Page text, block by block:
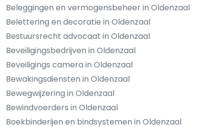
Beleggingen en vermogensbeheer in Oldenzaal
Belettering en decoratie in Oldenzaal
Bestuursrecht advocaat in Oldenzaal
Beveiligingsbedrijven in Oldenzaal
Beveiligings camera in Oldenzaal
Bewakingsdiensten in Oldenzaal
Bewegwijzering in Oldenzaal
Bewindvoerders in Oldenzaal
Boekbinderijen en bindsystemen in Oldenzaal